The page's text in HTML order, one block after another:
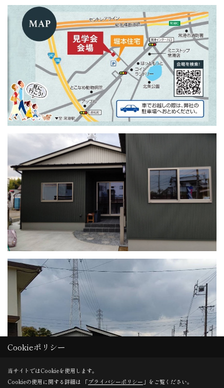
Cookieポリシー
当サイトではCookieを使用します。
Cookieの使用に関する詳細は 「プライバシーポリシー 」をご覧ください。